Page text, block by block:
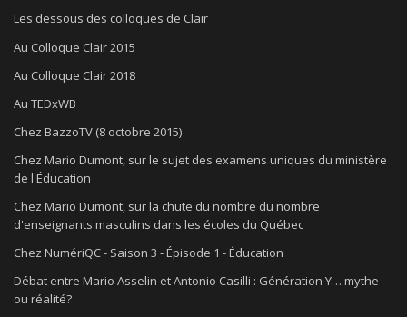
Les dessous des colloques de Clair
Au Colloque Clair 2015
Au Colloque Clair 2018
Au TEDxWB
Chez BazzoTV (8 octobre 2015)
Chez Mario Dumont, sur le sujet des examens uniques du ministère
de l'Éducation
Chez Mario Dumont, sur la chute du nombre du nombre
d'enseignants masculins dans les écoles du Québec
Chez NumériQC - Saison 3 - Épisode 1 - Éducation
Débat entre Mario Asselin et Antonio Casilli : Génération Y… mythe
ou réalité?